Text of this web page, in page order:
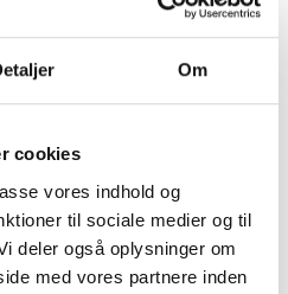
Om
cookies
vores indhold og
til sociale medier og til
deler også oplysninger om
med vores partnere inden
Pedersen
konsulent
41 30 28
anp@bl.dk